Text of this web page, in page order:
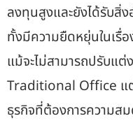
ลงทุนสูงและยังได้รับสิ่
ทั้งมีความยืดหยุ่นในเรื่
แม้จะไม่สามารถปรับแต่
Traditional Office แ
ธุรกิจที่ต้องการความส